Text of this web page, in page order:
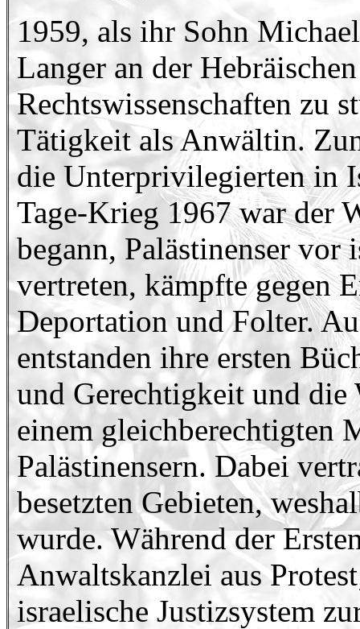
1959, als ihr Sohn
Langer an der
Rechtswissenschaften zu
Tätigkeit als Anwältin.
die Unterprivilegierten in
Tage-Krieg 1967 war der
begann, Palästinenser
vertreten, kämpfte gegen
Deportation und Folter.
entstanden ihre ersten
und Gerechtigkeit und die
einem gleichberechtigten
Palästinensern. Dabei
besetzten Gebieten,
wurde. Während der
Anwaltskanzlei aus
israelische Justizsystem